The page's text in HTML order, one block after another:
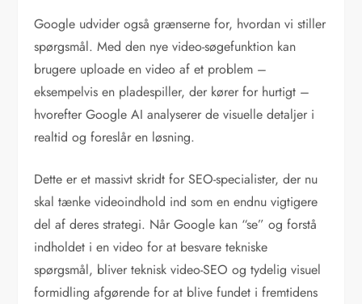
Google udvider også grænserne for, hvordan vi stiller
spørgsmål. Med den nye video-søgefunktion kan
brugere uploade en video af et problem –
eksempelvis en pladespiller, der kører for hurtigt –
hvorefter Google AI analyserer de visuelle detaljer i
realtid og foreslår en løsning.
Dette er et massivt skridt for SEO-specialister, der nu
skal tænke videoindhold ind som en endnu vigtigere
del af deres strategi. Når Google kan “se” og forstå
indholdet i en video for at besvare tekniske
spørgsmål, bliver teknisk video-SEO og tydelig visuel
formidling afgørende for at blive fundet i fremtidens